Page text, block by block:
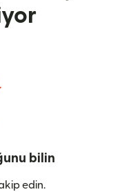
bilin
edin.